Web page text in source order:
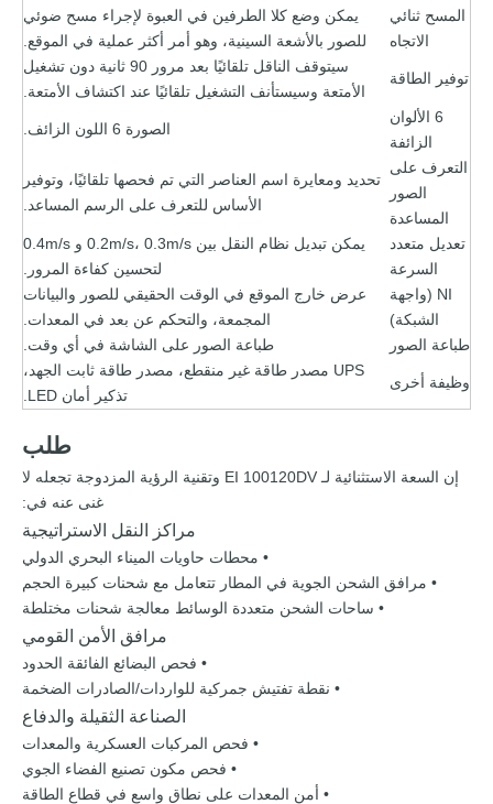
المسح ثنائي
الاتجاه
يمكن وضع كلا الطرفين في العبوة لإجراء مسح ضوئي
للصور بالأشعة السينية، وهو أمر أكثر عملية في الموقع.
توفير الطاقة
سيتوقف الناقل تلقائيًا بعد مرور 90 ثانية دون تشغيل
الأمتعة وسيستأنف التشغيل تلقائيًا عند اكتشاف الأمتعة.
6 الألوان
الزائفة
الصورة 6 اللون الزائف.
التعرف على
الصور
المساعدة
تحديد ومعايرة اسم العناصر التي تم فحصها تلقائيًا، وتوفير
الأساس للتعرف على الرسم المساعد.
تعديل متعدد
السرعة
يمكن تبديل نظام النقل بين 0.2m/s، 0.3m/s و 0.4m/s
لتحسين كفاءة المرور.
NI (واجهة
الشبكة)
عرض خارج الموقع في الوقت الحقيقي للصور والبيانات
المجمعة، والتحكم عن بعد في المعدات.
طباعة الصور
طباعة الصور على الشاشة في أي وقت.
وظيفة أخرى
UPS مصدر طاقة غير منقطع، مصدر طاقة ثابت الجهد،
تذكير أمان LED.
طلب
إن السعة الاستثنائية لـ EI 100120DV وتقنية الرؤية المزدوجة تجعله لا
غنى عنه في:
مراكز النقل الاستراتيجية
• محطات حاويات الميناء البحري الدولي
• مرافق الشحن الجوية في المطار تتعامل مع شحنات كبيرة الحجم
• ساحات الشحن متعددة الوسائط معالجة شحنات مختلطة
مرافق الأمن القومي
• فحص البضائع الفائقة الحدود
• نقطة تفتيش جمركية للواردات/الصادرات الضخمة
الصناعة الثقيلة والدفاع
• فحص المركبات العسكرية والمعدات
• فحص مكون تصنيع الفضاء الجوي
• أمن المعدات على نطاق واسع في قطاع الطاقة